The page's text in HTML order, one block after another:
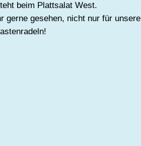
beim Plattsalat West.
gerne gesehen, nicht nur für unsere